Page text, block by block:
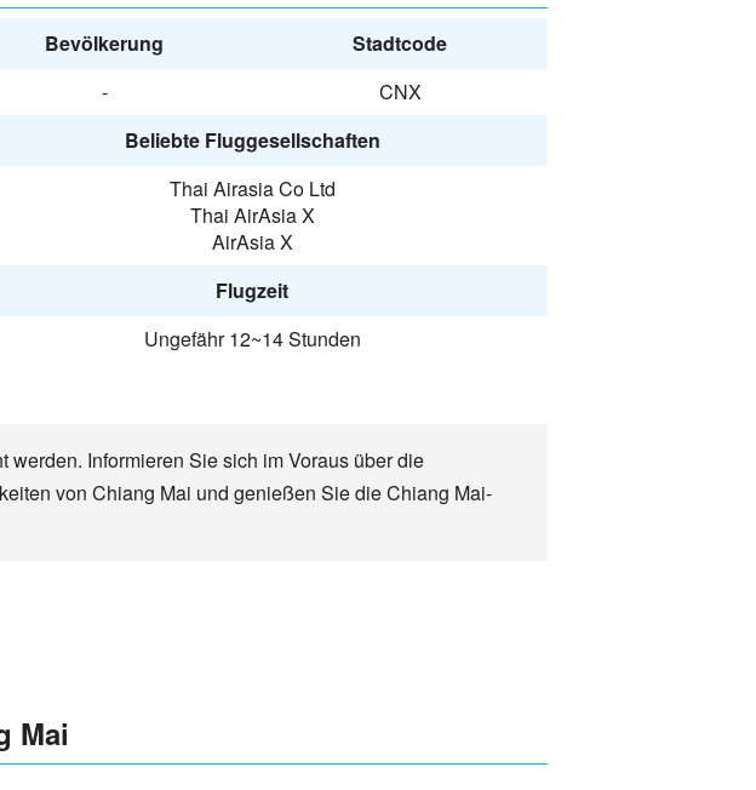
Bevölkerung
Stadtcode
-
CNX
Beliebte Fluggesellschaften
Thai Airasia Co Ltd
Thai AirAsia X
AirAsia X
Flugzeit
Ungefähr 12~14 Stunden
Informieren Sie sich im Voraus über die
von Chiang Mai und genießen Sie die Chiang Mai-
Mai